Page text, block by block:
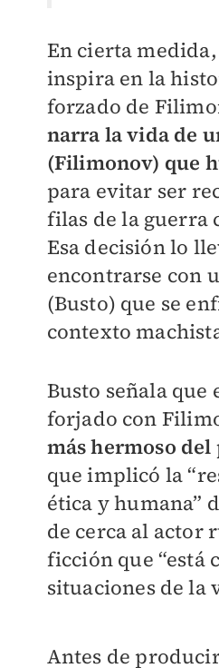
En cierta
inspira en la
forzado de
narra la vida de
(Filimonov) que
para evitar ser
filas de la guerra
Esa decisión lo
encontrarse con
(Busto) que se
contexto
Busto señala que
forjado con
más hermoso del
que implicó la
ética y humana”
de cerca al actor
ficción que “está
situaciones de la
Antes de